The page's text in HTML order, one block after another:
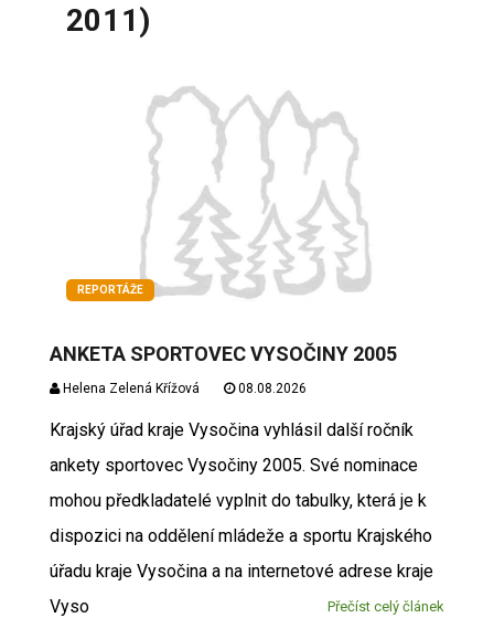
2011)
REPORTÁŽE
ANKETA SPORTOVEC VYSOČINY 2005
Helena Zelená Křížová 08.08.2026
Krajský úřad kraje Vysočina vyhlásil další ročník
ankety sportovec Vysočiny 2005. Své nominace
mohou předkladatelé vyplnit do tabulky, která je k
dispozici na oddělení mládeže a sportu Krajského
úřadu kraje Vysočina a na internetové adrese kraje
Vyso
Přečíst celý článek